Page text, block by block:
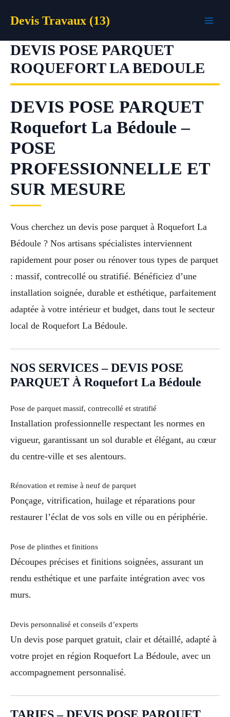
Devis Travaux (13)
DEVIS POSE PARQUET
ROQUEFORT LA BEDOULE
DEVIS POSE PARQUET
Roquefort La Bédoule –
POSE
PROFESSIONNELLE ET
SUR MESURE
Vous cherchez un devis pose parquet à Roquefort La
Bédoule ? Nos artisans spécialistes interviennent
rapidement pour poser ou rénover tous types de parquet
: massif, contrecollé ou stratifié. Bénéficiez d’une
installation soignée, durable et esthétique, parfaitement
adaptée à votre intérieur et budget, dans tout le secteur
local de Roquefort La Bédoule.
NOS SERVICES – DEVIS POSE
PARQUET À Roquefort La Bédoule
Pose de parquet massif, contrecollé et stratifié
Installation professionnelle respectant les normes en
vigueur, garantissant un sol durable et élégant, au cœur
du centre-ville et ses alentours.
Rénovation et remise à neuf de parquet
Ponçage, vitrification, huilage et réparations pour
restaurer l’éclat de vos sols en ville ou en périphérie.
Pose de plinthes et finitions
Découpes précises et finitions soignées, assurant un
rendu esthétique et une parfaite intégration avec vos
murs.
Devis personnalisé et conseils d’experts
Un devis pose parquet gratuit, clair et détaillé, adapté à
votre projet en région Roquefort La Bédoule, avec un
accompagnement personnalisé.
TARIFS – DEVIS POSE PARQUET